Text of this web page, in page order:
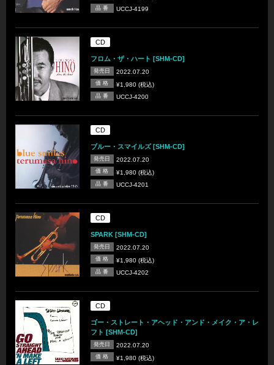
品 番 UCCJ-4199
CD
フロム・ザ・ハート [SHM-CD]
発売日 2022.07.20
価 格 ¥1,980 (税込)
品 番 UCCJ-4200
CD
ブルー・スマイルズ [SHM-CD]
発売日 2022.07.20
価 格 ¥1,980 (税込)
品 番 UCCJ-4201
CD
SPARK [SHM-CD]
発売日 2022.07.20
価 格 ¥1,980 (税込)
品 番 UCCJ-4202
CD
ゴー・ストレート・アヘッド・アンド・メイク・ア・レ
フト [SHM-CD]
発売日 2022.07.20
価 格 ¥1,980 (税込)